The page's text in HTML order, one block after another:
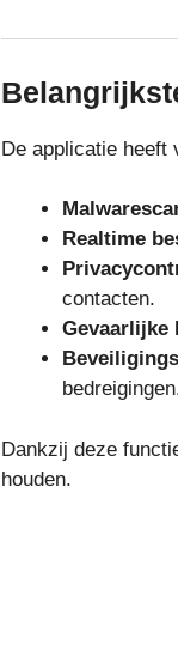
De applicatie heeft
Realtime
contacten.
Gevaarlijke
Dankzij deze
houden.